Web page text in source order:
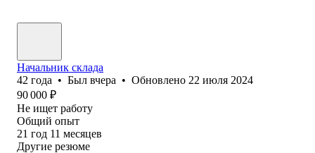
Начальник склада
42 года • Был вчера • Обновлено 22 июля 2024
90 000 ₽
Не ищет работу
Общий опыт
21 год 11 месяцев
Другие резюме